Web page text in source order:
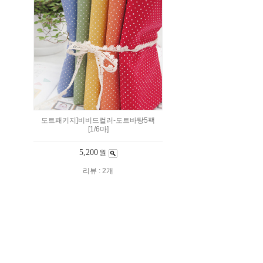
도트패키지]비비드컬러-도트바탕5팩
[1/6마]
5,200 원
리뷰 : 2개